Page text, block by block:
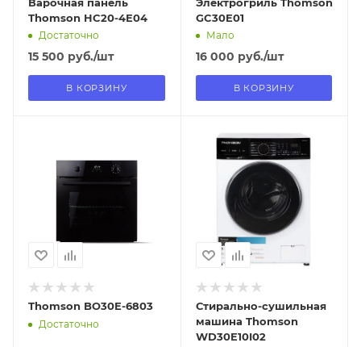
Thomson HC20-4E04
Достаточно
15 500 руб./шт
В КОРЗИНУ
GC30E01
Мало
16 000 руб./шт
В КОРЗИНУ
В наличии в пункте
самовывоза
Thomson BO30E-6803
Достаточно
Отправим
13.08.2026
В наличии в пункте
самовывоза
Стирально-сушильная
машина Thomson
WD30E10I02